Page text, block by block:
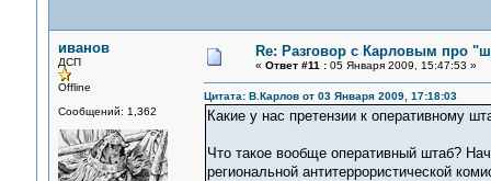
иванов
ДСП
Offline
Сообщений: 1,362
Re: Разговор с Карловым про
« Ответ #11 :05 Января 2009, 15:47:53 »
Цитата: В.Карлов от 03 Января 2009, 17:18:03
Какие у нас претензии к оперативному
Что такое вообще оперативный штаб?
региональной антитеррористической